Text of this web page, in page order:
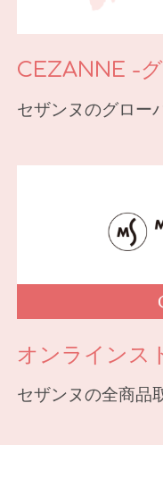
CEZANNE -
セザンヌのグロー
オンラインス
セザンヌの全商品